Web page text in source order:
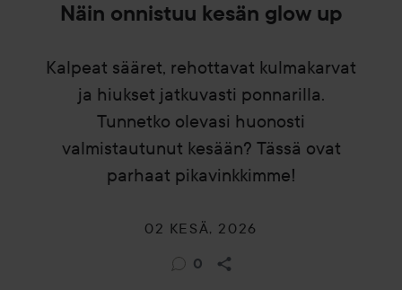
Näin onnistuu kesän glow up
Kalpeat sääret, rehottavat kulmakarvat
ja hiukset jatkuvasti ponnarilla.
Tunnetko olevasi huonosti
valmistautunut kesään? Tässä ovat
parhaat pikavinkkimme!
02 KESÄ, 2026
0